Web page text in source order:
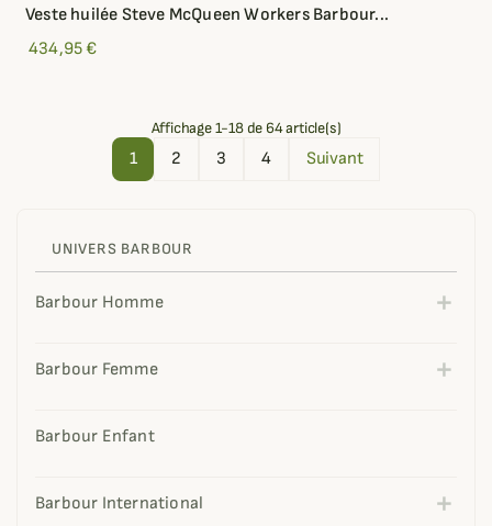
UNIVERS BARBOUR
Barbour Homme
Barbour Femme
Barbour Enfant
Barbour International
Veste huilée Steve McQueen Workers Barbour...
434,95 €
Affichage 1-18 de 64 article(s)
1 2 3 4 Suivant